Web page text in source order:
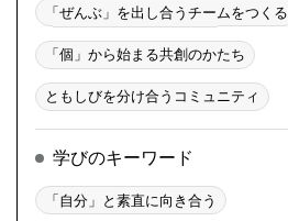
「ぜんぶ」を出し合うチームをつくる
「個」から始まる共創のかたち
ともしびを分け合うコミュニティ
学びのキーワード
「自分」と素直に向き合う